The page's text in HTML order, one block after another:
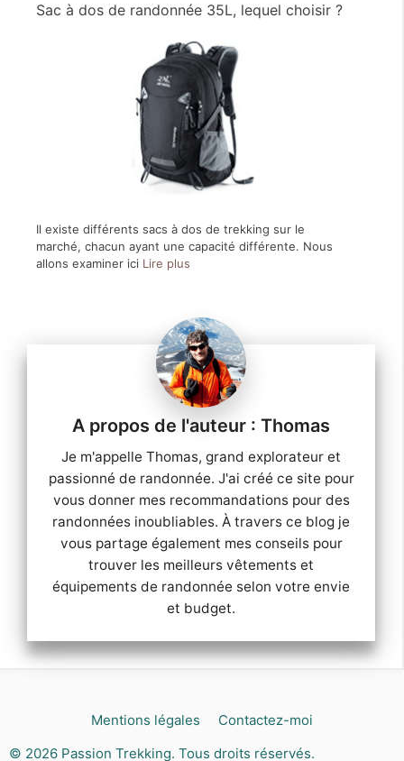
Sac à dos de randonnée 35L, lequel choisir ?
Il existe différents sacs à dos de trekking sur le
marché, chacun ayant une capacité différente. Nous
allons examiner ici Lire plus
Thomas
Je m'appelle Thomas, grand explorateur et
passionné de randonnée. J'ai créé ce site pour
vous donner mes recommandations pour des
randonnées inoubliables. À travers ce blog je
vous partage également mes conseils pour
trouver les meilleurs vêtements et
équipements de randonnée selon votre envie
et budget.
Mentions légales
Contactez-moi
© 2026 Passion Trekking. Tous droits réservés.